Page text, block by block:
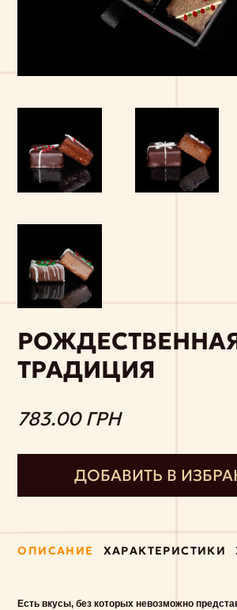
ТРАДИЦИЯ
783.00 ГРН
ДОБАВИТЬ В
ОПИСАНИЕ ХАРАКТЕРИСТИКИ
Есть вкусы, без которых невозможно